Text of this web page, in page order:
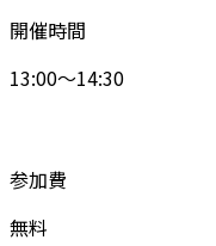
開催時間
13:00～14:30
参加費
無料